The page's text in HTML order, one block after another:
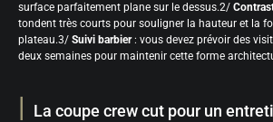
surface parfaitement plane sur le dessus.2/
tondent très courts pour souligner la hauteur et la
plateau.3/ Suivi barbier: vous devez prévoir des
deux semaines pour maintenir cette forme
La coupe crew cut pour un